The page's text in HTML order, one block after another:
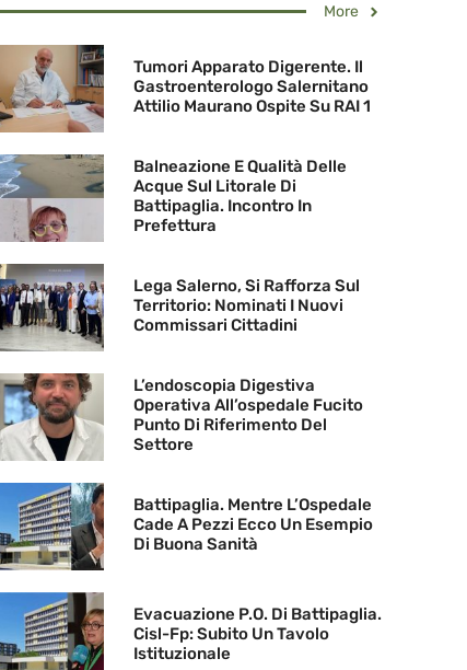
More
Tumori Apparato Digerente. Il
Gastroenterologo Salernitano
Attilio Maurano Ospite Su RAI 1
Balneazione E Qualità Delle
Acque Sul Litorale Di
Battipaglia. Incontro In
Prefettura
Lega Salerno, Si Rafforza Sul
Territorio: Nominati I Nuovi
Commissari Cittadini
L’endoscopia Digestiva
Operativa All’ospedale Fucito
Punto Di Riferimento Del
Settore
Battipaglia. Mentre L’Ospedale
Cade A Pezzi Ecco Un Esempio
Di Buona Sanità
Evacuazione P.O. Di Battipaglia.
Cisl-Fp: Subito Un Tavolo
Istituzionale